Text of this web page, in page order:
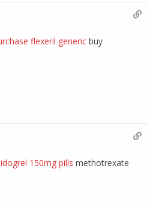
flexeril generic buy
150mg pills methotrexate